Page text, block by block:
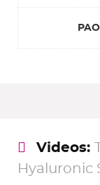
PAO
Videos:
Hyaluronic